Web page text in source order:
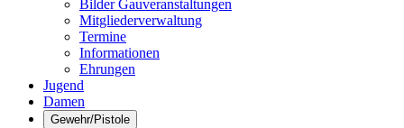
Bilder Gauveranstaltungen
Mitgliederverwaltung
Termine
Informationen
Ehrungen
Jugend
Damen
Gewehr/Pistole